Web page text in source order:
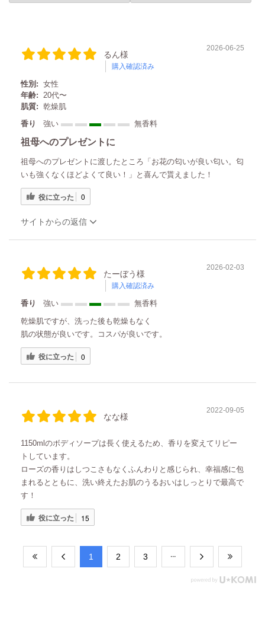
るん様
購入確認済み
2026-06-25
性別: 女性
年齢:
20代〜
肌質: 乾燥肌
香り
強い 無香料
祖母へのプレゼントに
祖母へのプレゼントに渡したところ「お花の匂いが良い匂い。匂
いも強くなくほどよくて良い！」と喜んで貰えました！
役に立った 0
サイトからの返信
たーぼう様
購入確認済み
2026-02-03
香り 強い
無香料
乾燥肌ですが、洗った後も乾燥もなく
肌の状態が良いです。コスパが良いです。
役に立った 0
なな様
2022-09-05
1150mlのボディソープは長く使えるため、香りを変えてリピー
トしています。
ローズの香りはしつこさもなくふんわりと感じられ、幸福感に包
まれるとともに、洗い終えたお肌のうるおいはしっとりで最高で
す！
役に立った 15
​1 ​2 ​3